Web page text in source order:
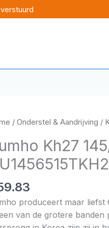
/ Onderstel & Aandrijving /
Kh27
produceert maar liefst
van de grotere